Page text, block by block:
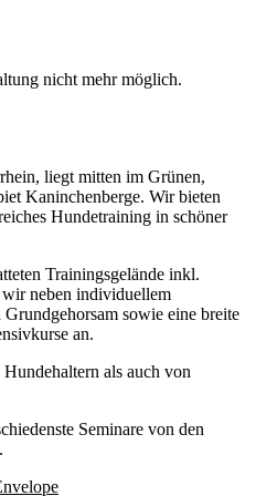
nicht mehr möglich.
liegt mitten im Grünen,
Kaninchenberge. Wir bieten
Hundetraining in schöner
Trainingsgelände inkl.
neben individuellem
sowie eine breite
an.
als auch von
Seminare von den